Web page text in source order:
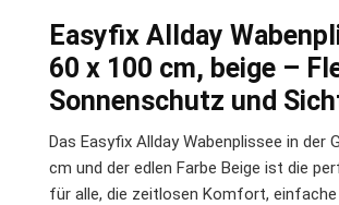
Easyfix Allday
60 x 100 cm, beige –
Sonnenschutz und
Das Easyfix Allday Wabenplissee in der
cm und der edlen Farbe Beige ist die
für alle, die zeitlosen Komfort,